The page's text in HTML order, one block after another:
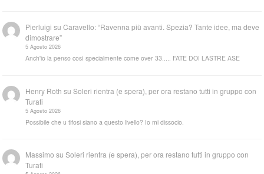
Pierluigi suCaravello: “Ravenna più avanti. Spezia? Tante idee, ma deve
dimostrare”
5 Agosto 2026
Anch'io la penso così specialmente come over 33..... FATE DOI LASTRE ASE
Henry Roth suSoleri rientra (e spera), per ora restano tutti in gruppo con
Turati
5 Agosto 2026
Possibile che u tifosi siano a questo livello? Io mi dissocio.
Massimo suSoleri rientra (e spera), per ora restano tutti in gruppo con
Turati